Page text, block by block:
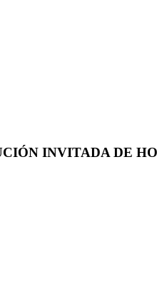
INVITADA DE